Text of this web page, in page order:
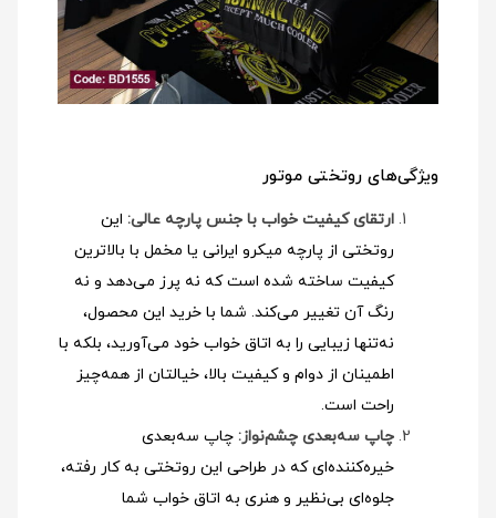
ویژگی‌های روتختی موتور
ارتقای کیفیت خواب با جنس پارچه عالی: این
روتختی از پارچه میکرو ایرانی یا مخمل با بالاترین
کیفیت ساخته شده است که نه پرز می‌دهد و نه
رنگ آن تغییر می‌کند. شما با خرید این محصول،
نه‌تنها زیبایی را به اتاق خواب خود می‌آورید، بلکه با
اطمینان از دوام و کیفیت بالا، خیالتان از همه‌چیز
راحت است.
چاپ سه‌بعدی چشم‌نواز: چاپ سه‌بعدی
خیره‌کننده‌ای که در طراحی این روتختی به کار رفته،
جلوه‌ای بی‌نظیر و هنری به اتاق خواب شما